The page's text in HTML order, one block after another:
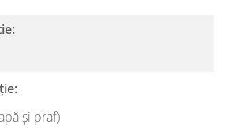
și praf)